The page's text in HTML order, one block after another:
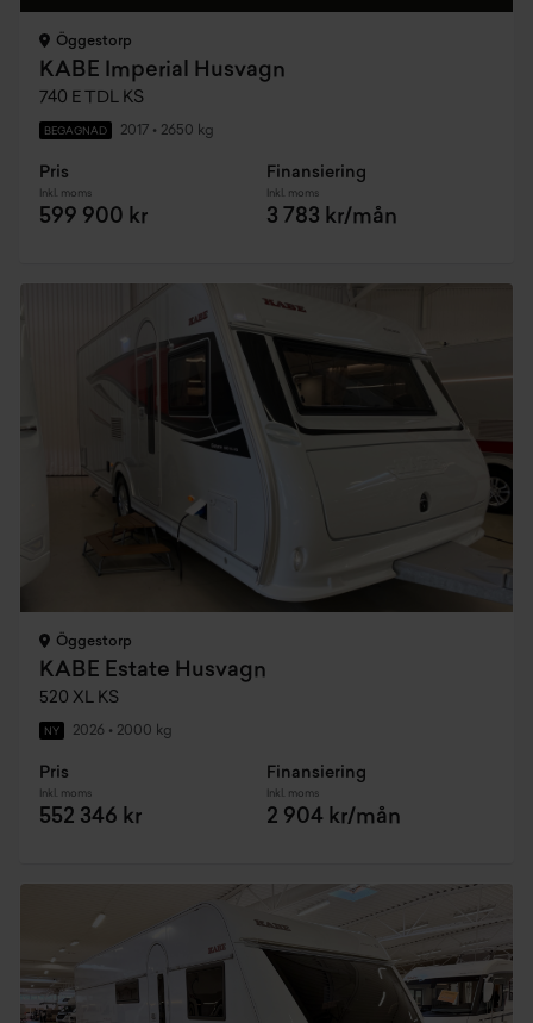
Öggestorp
KABE Imperial Husvagn
740 E TDL KS
BEGAGNAD 2017 • 2650 kg
Pris
Inkl. moms
599 900 kr
Finansiering
Inkl. moms
3 783 kr/mån
Öggestorp
KABE Estate Husvagn
520 XL KS
NY 2026 • 2000 kg
Pris
Inkl. moms
552 346 kr
Finansiering
Inkl. moms
2 904 kr/mån